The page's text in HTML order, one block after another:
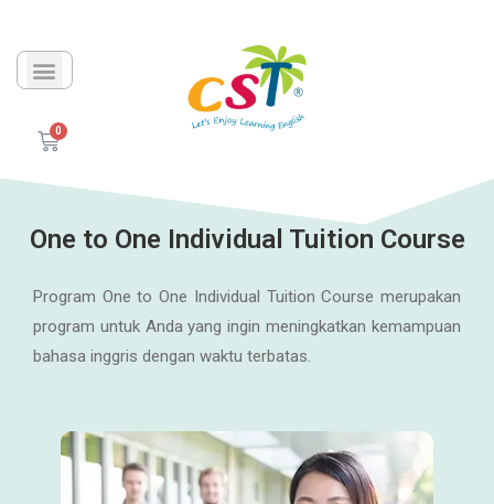
One to One Individual Tuition Course
Program One to One Individual Tuition Course merupakan
program untuk Anda yang ingin meningkatkan kemampuan
bahasa inggris dengan waktu terbatas.